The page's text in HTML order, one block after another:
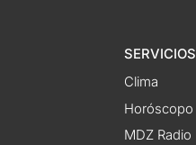
SERVICIOS
Clima
Horóscopo
MDZ Radio